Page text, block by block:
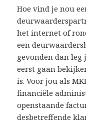
Hoe vind je nou
het internet of
een
gevonden dan leg
eerst gaan
is. Voor jou als
financiële
openstaande
desbetreffende